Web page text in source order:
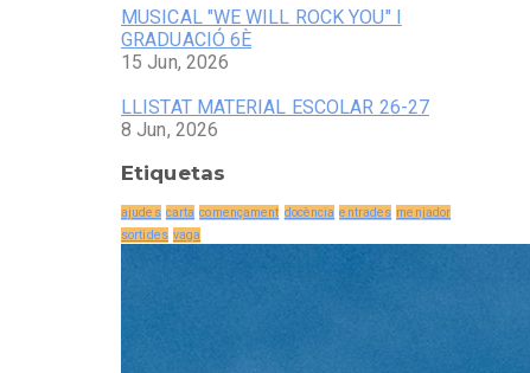
MUSICAL "WE WILL ROCK YOU" I
GRADUACIÓ 6È
15 Jun, 2026
LLISTAT MATERIAL ESCOLAR 26-27
8 Jun, 2026
Etiquetas
ajudes carta començament docència entrades menjador
sortides vaga